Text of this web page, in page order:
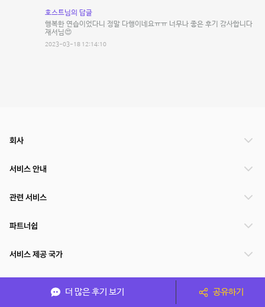
호스트님의 답글
행복한 연습이었다니 정말 다행이네요ㅠㅠ 너무나 좋은 후기 감사합니다
재서님😍
2023-03-18 12:14:10
더 많은 후기 보기 공유하기
회사
서비스 안내
관련 서비스
파트너쉽
서비스 제공 국가
(주)NSPACE 사업자정보